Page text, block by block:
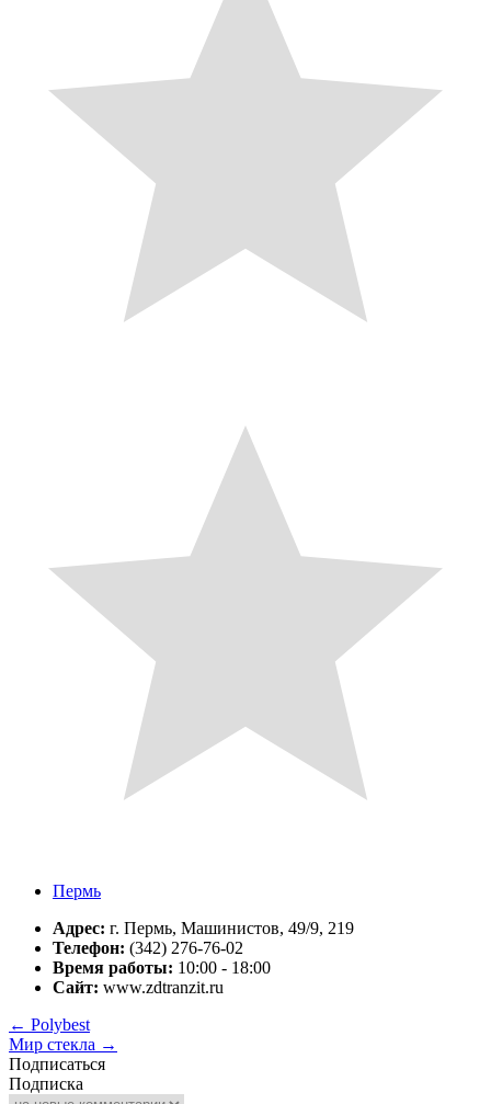
Пермь
Адрес: г. Пермь, Машинистов, 49/9, 219
Телефон: (342) 276-76-02
Время работы: 10:00 - 18:00
Сайт: www.zdtranzit.ru
← Polybest
Мир стекла →
Подписаться
Подписка